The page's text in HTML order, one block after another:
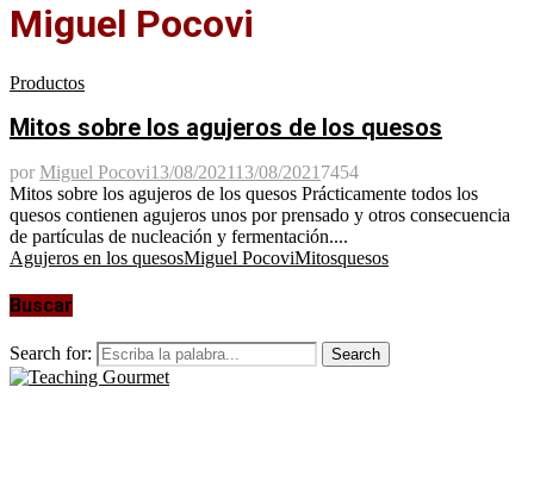
Miguel Pocovi
Productos
Mitos sobre los agujeros de los quesos
por Miguel Pocovi13/08/202113/08/2021 7454
Mitos sobre los agujeros de los quesos Prácticamente todos los
quesos contienen agujeros unos por prensado y otros consecuencia
de partículas de nucleación y fermentación....
Agujeros en los quesosMiguel PocoviMitosquesos
Buscar
Search for: Search